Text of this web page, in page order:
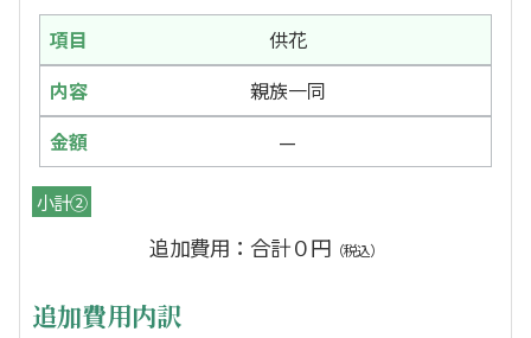
供花
親族一同
—
小計②
追加費用：合計０円 （税込）
追加費用内訳